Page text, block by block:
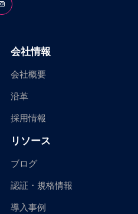
on X (formerly Twitter)
Follow us on Instagram
会社情報
会社概要
沿革
採用情報
リソース
ブログ
認証・規格情報
導入事例